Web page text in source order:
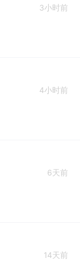
3小时前
4小时前
6天前
14天前